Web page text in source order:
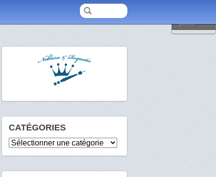
juillet
CATÉGORIES
Catégories